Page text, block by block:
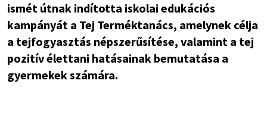
ismét útnak indította iskolai edukációs
kampányát a Tej Terméktanács, amelynek célja
a tejfogyasztás népszerűsítése, valamint a tej
pozitív élettani hatásainak bemutatása a
gyermekek számára.